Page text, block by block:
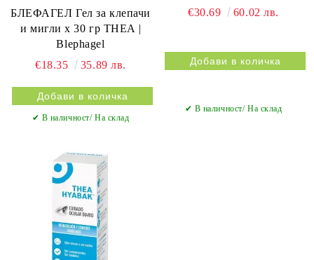
БЛЕФАГЕЛ Гел за клепачи
и мигли х 30 гр THEA |
Blephagel
€18.35
35.89 лв.
✔ В наличност/ На склад
€30.69 60.02 лв.
✔ В наличност/ На склад